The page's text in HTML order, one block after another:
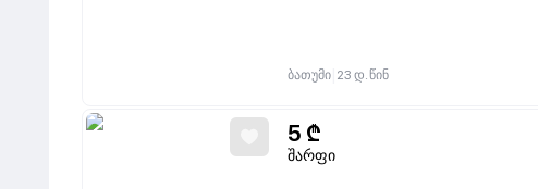
ბათუმი 23 დ. წინ
5 ₾
შარფი